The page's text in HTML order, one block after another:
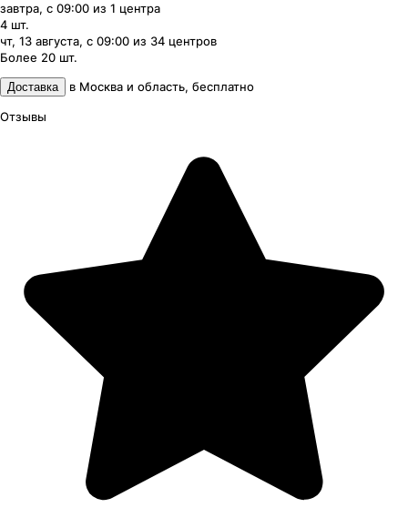
завтра, с 09:00 из 1 центра
4 шт.
чт, 13 августа, с 09:00 из 34 центров
Более 20 шт.
Доставка в Москва и область, бесплатно
Отзывы